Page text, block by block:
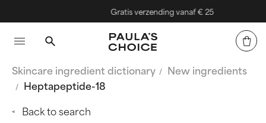
Gratis verzending vanaf € 25
Skincare ingredient dictionary
New ingredients
Heptapeptide-18
Back to search